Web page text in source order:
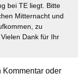
bei TE liegt. Bitte
Mitternacht und
zu
Dank für Ihr
oder